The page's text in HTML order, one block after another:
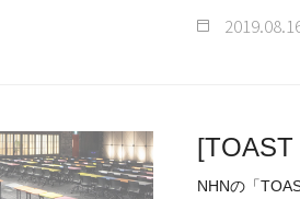
[TOAST
NHNの「